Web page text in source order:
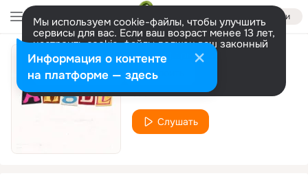
Войти
Мы используем cookie-файлы, чтобы улучшить
сервисы для вас. Если ваш возраст менее 13 лет,
настроить cookie-файлы должен ваш законный
представитель. Больше информации
Разрешить все Настроить
Angel
daur
Слушать
Информация о контенте
на платформе — здесь